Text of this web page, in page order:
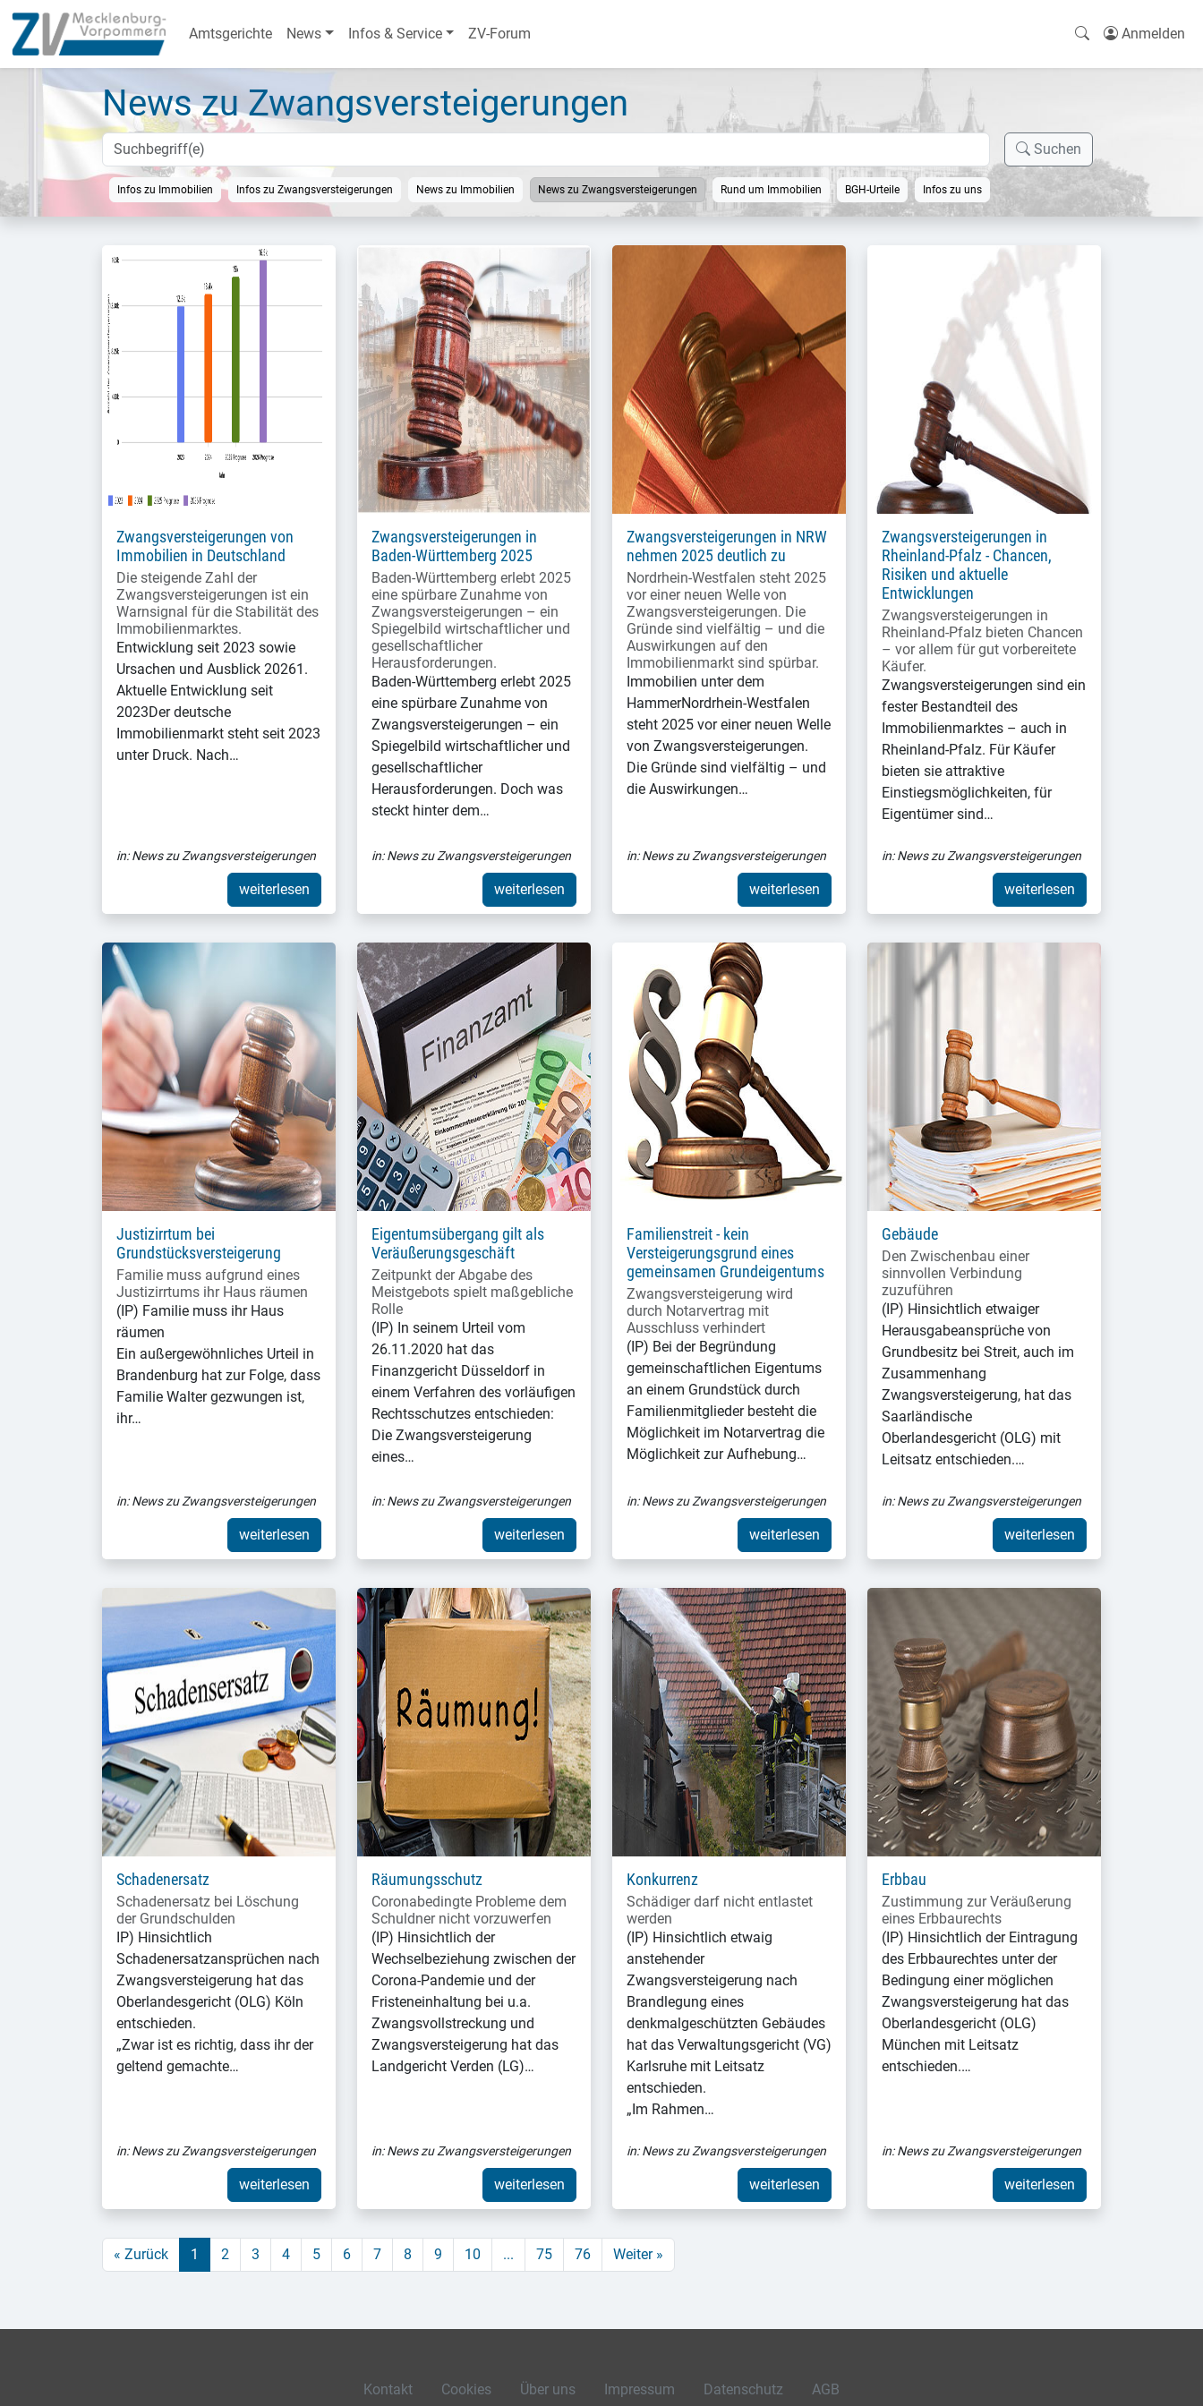
Amtsgerichte News Infos & Service ZV-Forum Anmelden
News zu Zwangsversteigerungen
Infos zu Immobilien Infos zu Zwangsversteigerungen News zu Immobilien News zu Zwangsversteigerungen Rund um Immobilien BGH-Urteile Infos zu uns
Suchen
Zwangsversteigerungen von
Immobilien in Deutschland
Die steigende Zahl der
Zwangsversteigerungen ist ein
Warnsignal für die Stabilität des
Immobilienmarktes.
Entwicklung seit 2023 sowie
Ursachen und Ausblick 20261.
Aktuelle Entwicklung seit
2023Der deutsche
Immobilienmarkt steht seit 2023
unter Druck. Nach…
in:News zu Zwangsversteigerungen
weiterlesen
Zwangsversteigerungen in
Baden-Württemberg 2025
Baden-Württemberg erlebt 2025
eine spürbare Zunahme von
Zwangsversteigerungen – ein
Spiegelbild wirtschaftlicher und
gesellschaftlicher
Herausforderungen.
Baden-Württemberg erlebt 2025
eine spürbare Zunahme von
Zwangsversteigerungen – ein
Spiegelbild wirtschaftlicher und
gesellschaftlicher
Herausforderungen. Doch was
steckt hinter dem…
in:News zu Zwangsversteigerungen
weiterlesen
Zwangsversteigerungen in NRW
nehmen 2025 deutlich zu
Nordrhein-Westfalen steht 2025
vor einer neuen Welle von
Zwangsversteigerungen. Die
Gründe sind vielfältig – und die
Auswirkungen auf den
Immobilienmarkt sind spürbar.
Immobilien unter dem
HammerNordrhein-Westfalen
steht 2025 vor einer neuen Welle
von Zwangsversteigerungen.
Die Gründe sind vielfältig – und
die Auswirkungen…
in:News zu Zwangsversteigerungen
weiterlesen
Zwangsversteigerungen in
Rheinland-Pfalz - Chancen,
Risiken und aktuelle
Entwicklungen
Zwangsversteigerungen in
Rheinland-Pfalz bieten Chancen
– vor allem für gut vorbereitete
Käufer.
Zwangsversteigerungen sind ein
fester Bestandteil des
Immobilienmarktes – auch in
Rheinland-Pfalz. Für Käufer
bieten sie attraktive
Einstiegsmöglichkeiten, für
Eigentümer sind…
in:News zu Zwangsversteigerungen
weiterlesen
Justizirrtum bei
Grundstücksversteigerung
Familie muss aufgrund eines
Justizirrtums ihr Haus räumen
(IP) Familie muss ihr Haus
räumen
Ein außergewöhnliches Urteil in
Brandenburg hat zur Folge, dass
Familie Walter gezwungen ist,
ihr…
in:News zu Zwangsversteigerungen
weiterlesen
Eigentumsübergang gilt als
Veräußerungsgeschäft
Zeitpunkt der Abgabe des
Meistgebots spielt maßgebliche
Rolle
(IP) In seinem Urteil vom
26.11.2020 hat das
Finanzgericht Düsseldorf in
einem Verfahren des vorläufigen
Rechtsschutzes entschieden:
Die Zwangsversteigerung
eines…
in:News zu Zwangsversteigerungen
weiterlesen
Familienstreit - kein
Versteigerungsgrund eines
gemeinsamen Grundeigentums
Zwangsversteigerung wird
durch Notarvertrag mit
Ausschluss verhindert
(IP) Bei der Begründung
gemeinschaftlichen Eigentums
an einem Grundstück durch
Familienmitglieder besteht die
Möglichkeit im Notarvertrag die
Möglichkeit zur Aufhebung…
in:News zu Zwangsversteigerungen
weiterlesen
Gebäude
Den Zwischenbau einer
sinnvollen Verbindung
zuzuführen
(IP) Hinsichtlich etwaiger
Herausgabeansprüche von
Grundbesitz bei Streit, auch im
Zusammenhang
Zwangsversteigerung, hat das
Saarländische
Oberlandesgericht (OLG) mit
Leitsatz entschieden.…
in:News zu Zwangsversteigerungen
weiterlesen
Schadenersatz
Schadenersatz bei Löschung
der Grundschulden
IP) Hinsichtlich
Schadenersatzansprüchen nach
Zwangsversteigerung hat das
Oberlandesgericht (OLG) Köln
entschieden.
„Zwar ist es richtig, dass ihr der
geltend gemachte…
in:News zu Zwangsversteigerungen
weiterlesen
Räumungsschutz
Coronabedingte Probleme dem
Schuldner nicht vorzuwerfen
(IP) Hinsichtlich der
Wechselbeziehung zwischen der
Corona-Pandemie und der
Fristeneinhaltung bei u.a.
Zwangsvollstreckung und
Zwangsversteigerung hat das
Landgericht Verden (LG)…
in:News zu Zwangsversteigerungen
weiterlesen
Konkurrenz
Schädiger darf nicht entlastet
werden
(IP) Hinsichtlich etwaig
anstehender
Zwangsversteigerung nach
Brandlegung eines
denkmalgeschützten Gebäudes
hat das Verwaltungsgericht (VG)
Karlsruhe mit Leitsatz
entschieden.
„Im Rahmen…
in:News zu Zwangsversteigerungen
weiterlesen
Erbbau
Zustimmung zur Veräußerung
eines Erbbaurechts
(IP) Hinsichtlich der Eintragung
des Erbbaurechtes unter der
Bedingung einer möglichen
Zwangsversteigerung hat das
Oberlandesgericht (OLG)
München mit Leitsatz
entschieden.…
in:News zu Zwangsversteigerungen
weiterlesen
« Zurück 1 2 3 4 5 6 7 8 9 10 ... 75 76 Weiter »
Kontakt Cookies Über uns Impressum Datenschutz AGB